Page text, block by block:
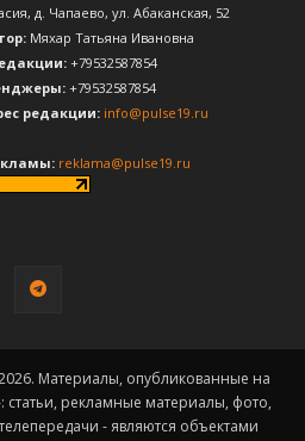
д. Чапаево, ул. Абаканская, 52
Мяхар Татьяна Ивановна
+79532587854
+79532587854
редакции: info@pulse19.ru
reklama@pulse19.ru
Материалы, опубликованные на
статьи, рекламные материалы, фото,
- являются объектами